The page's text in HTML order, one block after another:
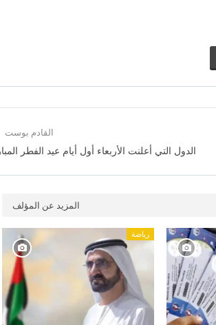
القادم بوست
الدول التي أعلنت الأربعاء أول أيام عيد الفطر
المزيد عن المؤلف
رياضة